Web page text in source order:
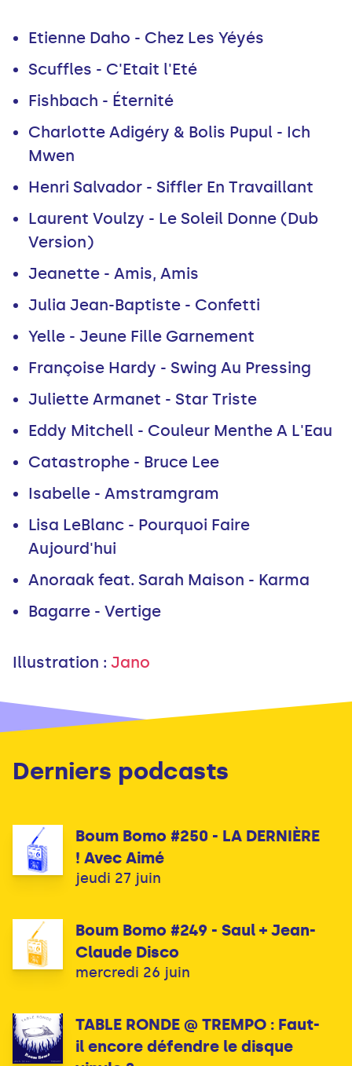
Etienne Daho - Chez Les Yéyés
Scuffles - C'Etait l'Eté
Fishbach - Éternité
Charlotte Adigéry & Bolis Pupul - Ich
Mwen
Henri Salvador - Siffler En Travaillant
Laurent Voulzy - Le Soleil Donne (Dub
Version)
Jeanette - Amis, Amis
Julia Jean-Baptiste - Confetti
Yelle - Jeune Fille Garnement
Françoise Hardy - Swing Au Pressing
Juliette Armanet - Star Triste
Eddy Mitchell - Couleur Menthe A L'Eau
Catastrophe - Bruce Lee
Isabelle - Amstramgram
Lisa LeBlanc - Pourquoi Faire
Aujourd'hui
Anoraak feat. Sarah Maison - Karma
Bagarre - Vertige
Illustration : Jano
Derniers podcasts
Boum Bomo #250 - LA DERNIÈRE
! Avec Aimé
jeudi 27 juin
Boum Bomo #249 - Saul + Jean-
Claude Disco
mercredi 26 juin
TABLE RONDE @ TREMPO : Faut-
il encore défendre le disque